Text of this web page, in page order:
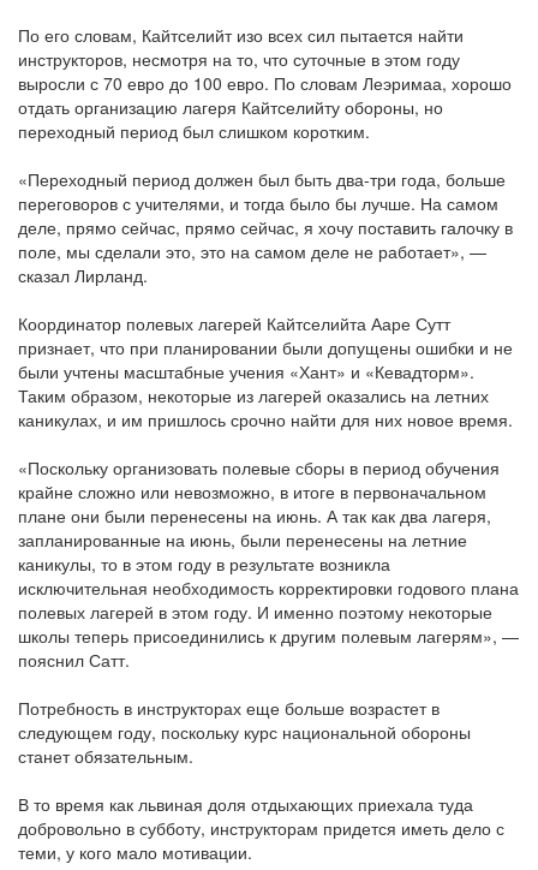
По его словам, Кайтселийт изо всех сил пытается найти
инструкторов, несмотря на то, что суточные в этом году
выросли с 70 евро до 100 евро. По словам Леэримаа, хорошо
отдать организацию лагеря Кайтселийту обороны, но
переходный период был слишком коротким.
«Переходный период должен был быть два-три года, больше
переговоров с учителями, и тогда было бы лучше. На самом
деле, прямо сейчас, прямо сейчас, я хочу поставить галочку в
поле, мы сделали это, это на самом деле не работает», —
сказал Лирланд.
Координатор полевых лагерей Кайтселийта Ааре Сутт
признает, что при планировании были допущены ошибки и не
были учтены масштабные учения «Хант» и «Кевадторм».
Таким образом, некоторые из лагерей оказались на летних
каникулах, и им пришлось срочно найти для них новое время.
«Поскольку организовать полевые сборы в период обучения
крайне сложно или невозможно, в итоге в первоначальном
плане они были перенесены на июнь. А так как два лагеря,
запланированные на июнь, были перенесены на летние
каникулы, то в этом году в результате возникла
исключительная необходимость корректировки годового плана
полевых лагерей в этом году. И именно поэтому некоторые
школы теперь присоединились к другим полевым лагерям», —
пояснил Сатт.
Потребность в инструкторах еще больше возрастет в
следующем году, поскольку курс национальной обороны
станет обязательным.
В то время как львиная доля отдыхающих приехала туда
добровольно в субботу, инструкторам придется иметь дело с
теми, у кого мало мотивации.